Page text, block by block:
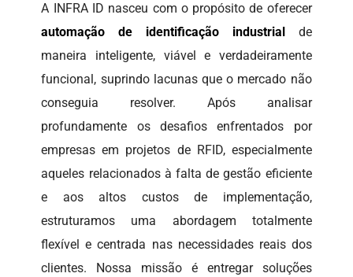
A INFRA ID nasceu com o propósito de oferecer
automação de identificação industrial
de
maneira inteligente, viável e verdadeiramente
funcional, suprindo lacunas que o mercado não
conseguia resolver. Após analisar
profundamente os desafios enfrentados por
empresas em projetos de RFID, especialmente
aqueles relacionados à falta de gestão eficiente
e aos altos custos de implementação,
estruturamos uma abordagem totalmente
flexível e centrada nas necessidades reais dos
clientes. Nossa missão é entregar soluções